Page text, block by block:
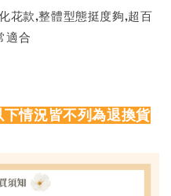
花款,整體型態挺度夠,超百
適合
情況皆不列為退換貨